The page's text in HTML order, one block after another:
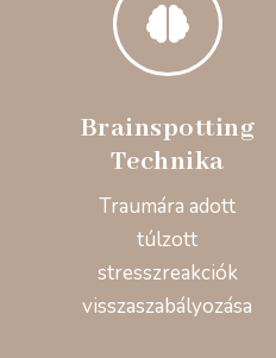

Brainspotting
Technika
Traumára adott
túlzott
stresszreakciók
visszaszabályozása